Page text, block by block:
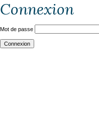
Connexion
Mot de passe